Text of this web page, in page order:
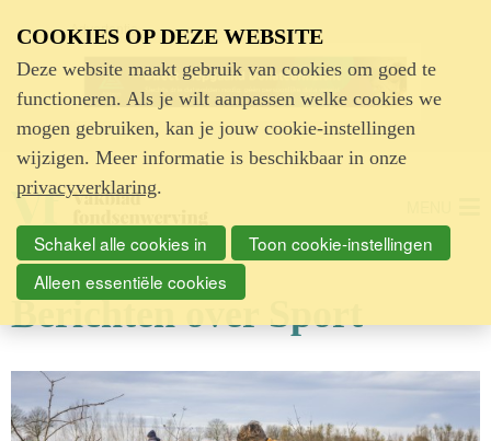
Advertentie
Berichten over Sport
COOKIES OP DEZE WEBSITE
Deze website maakt gebruik van cookies om goed te
functioneren. Als je wilt aanpassen welke cookies we
mogen gebruiken, kan je jouw cookie-instellingen
wijzigen. Meer informatie is beschikbaar in onze
privacyverklaring.
Schakel alle cookies in
Toon cookie-instellingen
Alleen essentiële cookies